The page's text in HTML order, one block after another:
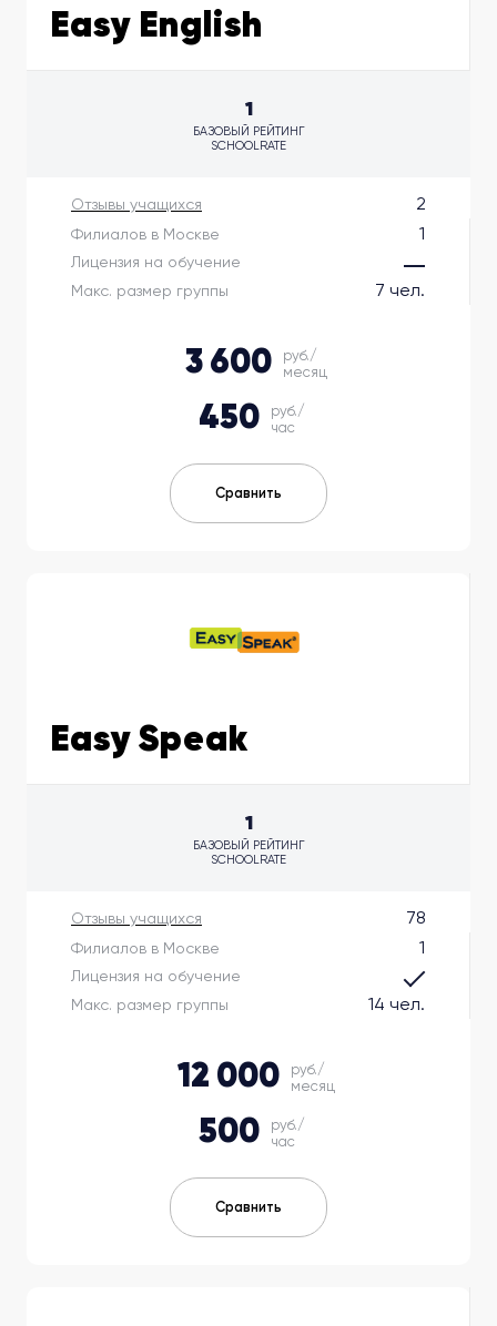
Easy English
Отзывы учащихся 2
Филиалов в Москве 1
Макс. размер группы 7 чел.
Лицензия на обучение
1
БАЗОВЫЙ РЕЙТИНГ
SCHOOLRATE
3 600
руб./
месяц
450
руб./
час
Сравнить
Easy Speak
Отзывы учащихся 78
Филиалов в Москве 1
Макс. размер группы 14 чел.
Лицензия на обучение
1
БАЗОВЫЙ РЕЙТИНГ
SCHOOLRATE
12 000
руб./
месяц
500
руб./
час
Сравнить